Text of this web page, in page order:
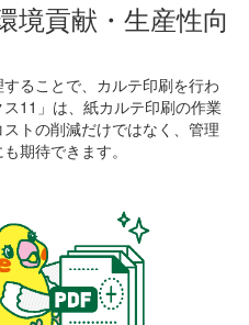
貢献・生産性向
ることで、カルテ印刷を行わ
11」は、紙カルテ印刷の作業
トの削減だけではなく、管理
期待できます。